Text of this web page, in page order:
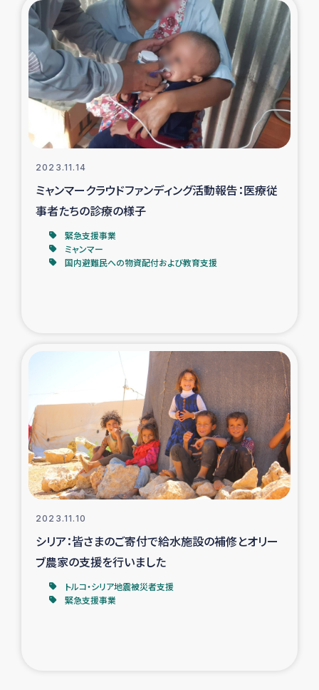
2023.11.14
ミャンマークラウドファンディング活動報告：医療従
事者たちの診療の様子
緊急支援事業
ミャンマー
国内避難民への物資配付および教育支援
2023.11.10
シリア：皆さまのご寄付で給水施設の補修とオリー
ブ農家の支援を行いました
トルコ・シリア地震被災者支援
緊急支援事業